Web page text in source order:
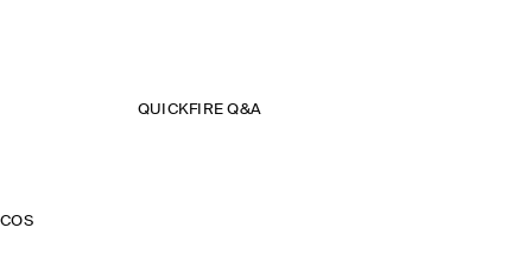
QUICKFIRE Q&A
COS